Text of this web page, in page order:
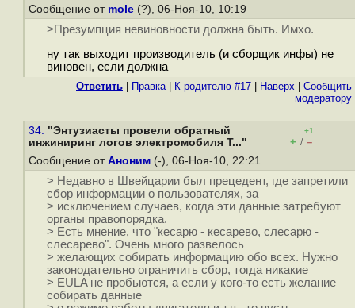
Сообщение от mole (?), 06-Ноя-10, 10:19
>Презумпция невиновности должна быть. Имхо.
ну так выходит производитель (и сборщик инфы) не
виновен, если должна
Ответить Правка| К родителю #17 Наверх
Cообщить
модератору
34. "Энтузиасты провели обратный
инжиниринг логов электромобиля T..."
+1
+ / –
Сообщение от Аноним (-), 06-Ноя-10, 22:21
> Недавно в Швейцарии был прецедент, где запретили
сбор информации о пользователях, за
> исключением случаев, когда эти данные затребуют
органы правопорядка.
> Есть мнение, что "кесарю - кесарево, слесарю -
слесарево". Очень много развелось
> желающих собирать информацию обо всех. Нужно
законодательно ограничить сбор, тогда никакие
> EULA не пробьются, а если у кого-то есть желание
собирать данные